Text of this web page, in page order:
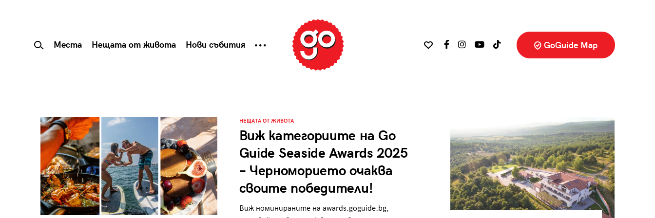
Места Нещата от живота Нови събития GoGuide Map
НЕЩАТА ОТ ЖИВОТА
Виж категориите на Go
Guide Seaside Awards 2025
– Черноморието очаква
своите победители!
Виж номинираните на awards.goguide.bg,